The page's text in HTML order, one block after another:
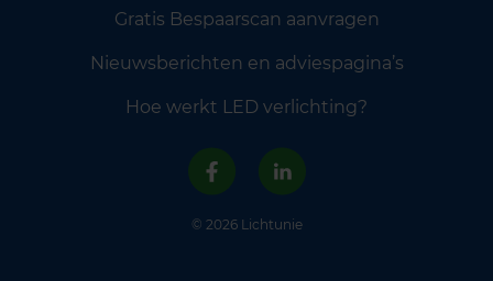
Gratis Bespaarscan aanvragen
Nieuwsberichten en adviespagina’s
Hoe werkt LED verlichting?
© 2026 Lichtunie